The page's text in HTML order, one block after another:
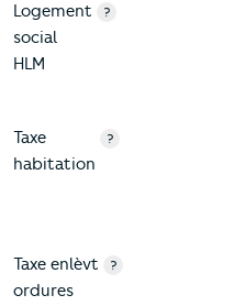
Logement
social
HLM
?
Taxe
habitation
?
Taxe enlèvt
ordures
?